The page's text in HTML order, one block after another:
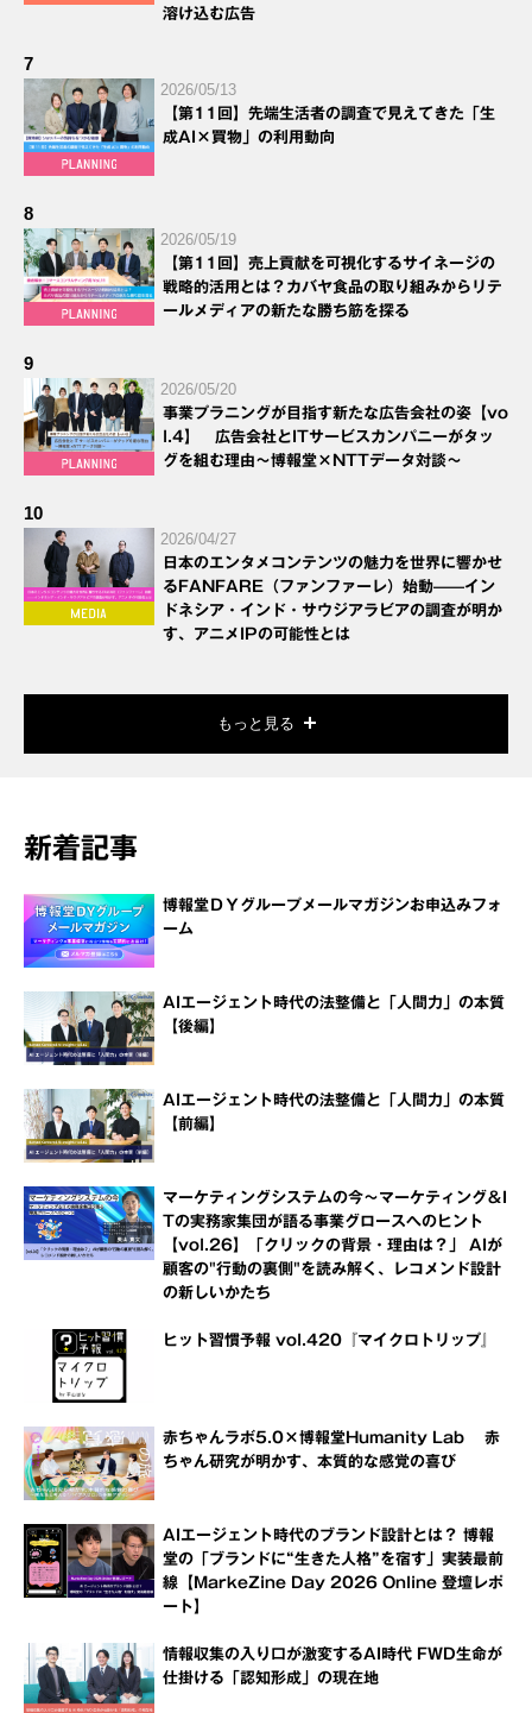
溶け込む広告
7
2026/05/13
【第11回】先端生活者の調査で見えてきた「生
成AI×買物」の利用動向
8
2026/05/19
【第11回】売上貢献を可視化するサイネージの
戦略的活用とは？カバヤ食品の取り組みからリテ
ールメディアの新たな勝ち筋を探る
9
2026/05/20
事業プラニングが目指す新たな広告会社の姿【vo
l.4】 広告会社とITサービスカンパニーがタッ
グを組む理由～博報堂×NTTデータ対談～
10
2026/04/27
日本のエンタメコンテンツの魅力を世界に響かせ
るFANFARE（ファンファーレ）始動——イン
ドネシア・インド・サウジアラビアの調査が明か
す、アニメIPの可能性とは
もっと見る
新着記事
博報堂ＤＹグループメールマガジンお申込みフォ
ーム
AIエージェント時代の法整備と「人間力」の本質
【後編】
AIエージェント時代の法整備と「人間力」の本質
【前編】
マーケティングシステムの今～マーケティング＆I
Tの実務家集団が語る事業グロースへのヒント
【vol.26】「クリックの背景・理由は？」 AIが
顧客の"行動の裏側"を読み解く、レコメンド設計
の新しいかたち
ヒット習慣予報 vol.420『マイクロトリップ』
赤ちゃんラボ5.0×博報堂Humanity Lab 赤
ちゃん研究が明かす、本質的な感覚の喜び
AIエージェント時代のブランド設計とは？ 博報
堂の「ブランドに“生きた人格”を宿す」実装最前
線【MarkeZine Day 2026 Online 登壇レポ
ート】
情報収集の入り口が激変するAI時代 FWD生命が
仕掛ける「認知形成」の現在地